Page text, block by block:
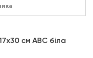
см ABC біла